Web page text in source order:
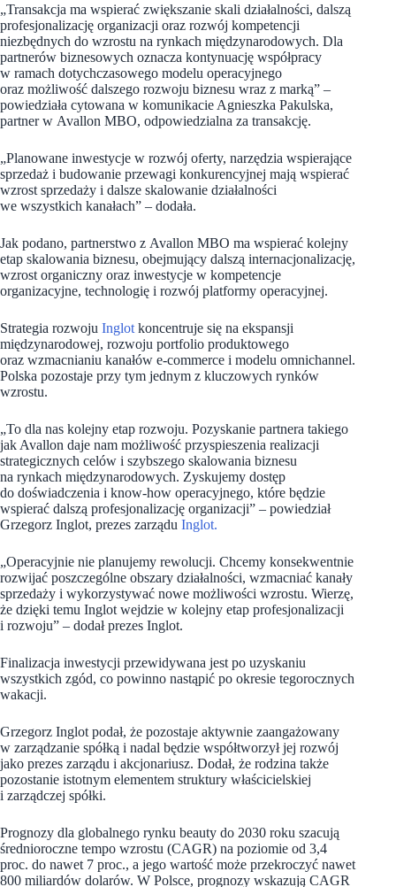
„Transakcja ma wspierać zwiększanie skali działalności, dalszą
profesjonalizację organizacji oraz rozwój kompetencji
niezbędnych do wzrostu na rynkach międzynarodowych. Dla
partnerów biznesowych oznacza kontynuację współpracy
w ramach dotychczasowego modelu operacyjnego
oraz możliwość dalszego rozwoju biznesu wraz z marką” –
powiedziała cytowana w komunikacie Agnieszka Pakulska,
partner w Avallon MBO, odpowiedzialna za transakcję.
„Planowane inwestycje w rozwój oferty, narzędzia wspierające
sprzedaż i budowanie przewagi konkurencyjnej mają wspierać
wzrost sprzedaży i dalsze skalowanie działalności
we wszystkich kanałach” – dodała.
Jak podano, partnerstwo z Avallon MBO ma wspierać kolejny
etap skalowania biznesu, obejmujący dalszą internacjonalizację,
wzrost organiczny oraz inwestycje w kompetencje
organizacyjne, technologię i rozwój platformy operacyjnej.
Strategia rozwoju Inglot koncentruje się na ekspansji
międzynarodowej, rozwoju portfolio produktowego
oraz wzmacnianiu kanałów e-commerce i modelu omnichannel.
Polska pozostaje przy tym jednym z kluczowych rynków
wzrostu.
„To dla nas kolejny etap rozwoju. Pozyskanie partnera takiego
jak Avallon daje nam możliwość przyspieszenia realizacji
strategicznych celów i szybszego skalowania biznesu
na rynkach międzynarodowych. Zyskujemy dostęp
do doświadczenia i know-how operacyjnego, które będzie
wspierać dalszą profesjonalizację organizacji” – powiedział
Grzegorz Inglot, prezes zarządu Inglot.
„Operacyjnie nie planujemy rewolucji. Chcemy konsekwentnie
rozwijać poszczególne obszary działalności, wzmacniać kanały
sprzedaży i wykorzystywać nowe możliwości wzrostu. Wierzę,
że dzięki temu Inglot wejdzie w kolejny etap profesjonalizacji
i rozwoju” – dodał prezes Inglot.
Finalizacja inwestycji przewidywana jest po uzyskaniu
wszystkich zgód, co powinno nastąpić po okresie tegorocznych
wakacji.
Grzegorz Inglot podał, że pozostaje aktywnie zaangażowany
w zarządzanie spółką i nadal będzie współtworzył jej rozwój
jako prezes zarządu i akcjonariusz. Dodał, że rodzina także
pozostanie istotnym elementem struktury właścicielskiej
i zarządczej spółki.
Prognozy dla globalnego rynku beauty do 2030 roku szacują
średnioroczne tempo wzrostu (CAGR) na poziomie od 3,4
proc. do nawet 7 proc., a jego wartość może przekroczyć nawet
800 miliardów dolarów. W Polsce, prognozy wskazują CAGR